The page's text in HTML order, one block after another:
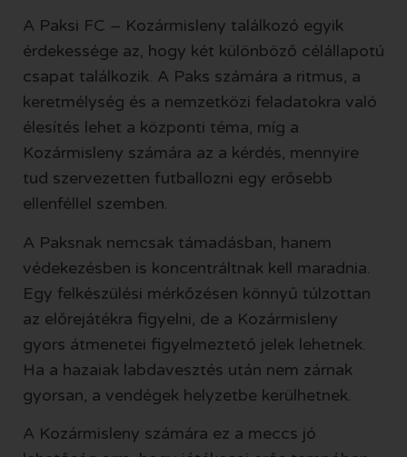
A Paksi FC – Kozármisleny találkozó egyik
érdekessége az, hogy két különböző célállapotú
csapat találkozik. A Paks számára a ritmus, a
keretmélység és a nemzetközi feladatokra való
élesítés lehet a központi téma, míg a
Kozármisleny számára az a kérdés, mennyire
tud szervezetten futballozni egy erősebb
ellenféllel szemben.
A Paksnak nemcsak támadásban, hanem
védekezésben is koncentráltnak kell maradnia.
Egy felkészülési mérkőzésen könnyű túlzottan
az előrejátékra figyelni, de a Kozármisleny
gyors átmenetei figyelmeztető jelek lehetnek.
Ha a hazaiak labdavesztés után nem zárnak
gyorsan, a vendégek helyzetbe kerülhetnek.
A Kozármisleny számára ez a meccs jó